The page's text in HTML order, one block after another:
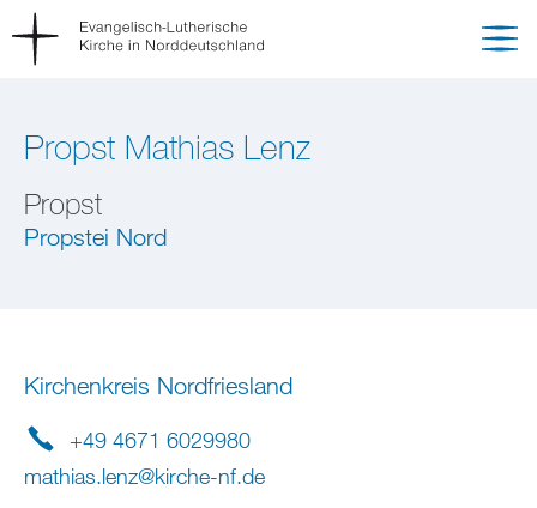
Propst Mathias Lenz
Propst
Propstei Nord
Kirchenkreis Nordfriesland
+49 4671 6029980
mathias.lenz@kirche-nf.de